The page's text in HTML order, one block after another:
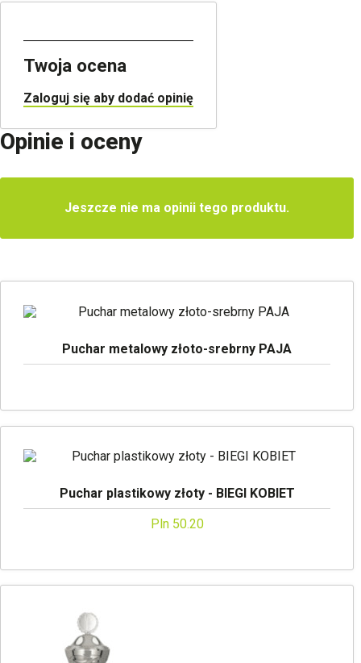
Twoja ocena
Zaloguj się aby dodać opinię
Opinie i oceny
Jeszcze nie ma opinii tego produktu.
Puchar metalowy złoto-srebrny PAJA
Puchar plastikowy złoty - BIEGI KOBIET
Pln 50.20